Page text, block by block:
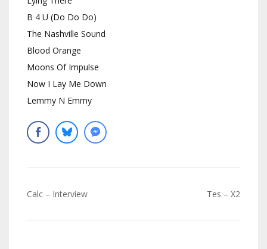
B 4 U (Do Do Do)
The Nashville Sound
Blood Orange
Moons Of Impulse
Now I Lay Me Down
Lemmy N Emmy
Navigation
Calc – Interview Tes – X2